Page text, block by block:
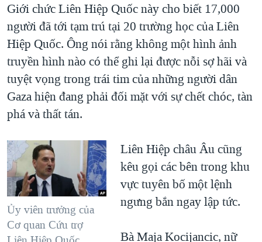
Giới chức Liên Hiệp Quốc này cho biết 17,000
người đã tới tạm trú tại 20 trường học của Liên
Hiệp Quốc. Ông nói rằng không một hình ảnh
truyền hình nào có thể ghi lại được nỗi sợ hãi và
tuyệt vọng trong trái tim của những người dân
Gaza hiện đang phải đối mặt với sự chết chóc, tàn
phá và thất tán.
Ủy viên trưởng của
Cơ quan Cứu trợ
Liên Hiệp châu Âu cũng
kêu gọi các bên trong khu
vực tuyên bố một lệnh
ngưng bắn ngay lập tức.
Bà Maja Kocijancic, nữ